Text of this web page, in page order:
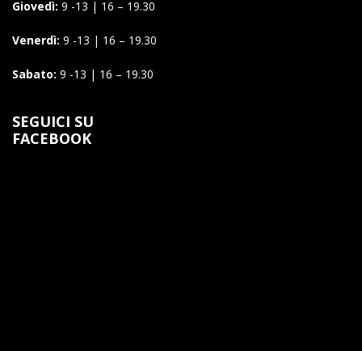
Giovedì: 9 -13 | 16 – 19.30
Venerdì: 9 -13 | 16 – 19.30
Sabato: 9 -13 | 16 – 19.30
SEGUICI SU
FACEBOOK